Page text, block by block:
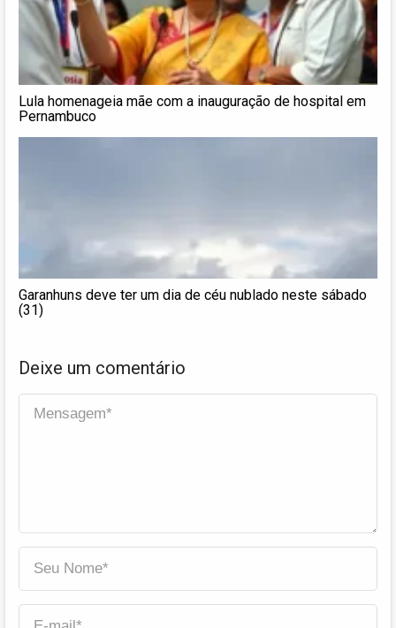
Lula homenageia mãe com a inauguração de hospital em
Pernambuco
Garanhuns deve ter um dia de céu nublado neste sábado
(31)
Deixe um comentário